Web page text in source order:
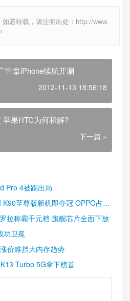
若转载，请注明出处：http://www.
告拿iPhone续航开涮
2012-11-13 18:56:18
果HTC为何和解?
下一篇 »
Pro 4被踢出局
至尊版新机即夺冠 OPPO占据
拉称霸千元档 旗舰芯片全面下放
功卫冕
价难挡大内存趋势
Turbo 5G拿下榜首